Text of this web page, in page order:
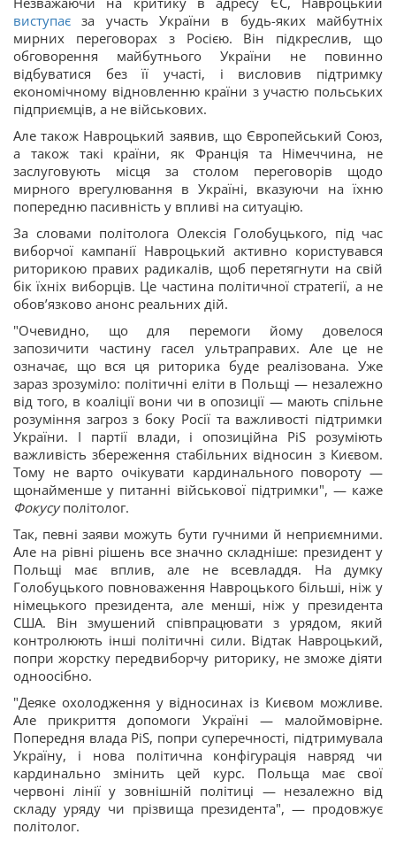
виступає за участь України в будь-яких майбутніх
мирних переговорах з Росією. Він підкреслив, що
обговорення майбутнього України не повинно
відбуватися без її участі, і висловив підтримку
економічному відновленню країни з участю польських
підприємців, а не військових.
Але також Навроцький заявив, що Європейський Союз,
а також такі країни, як Франція та Німеччина, не
заслуговують місця за столом переговорів щодо
мирного врегулювання в Україні, вказуючи на їхню
попередню пасивність у впливі на ситуацію.
За словами політолога Олексія Голобуцького, під час
виборчої кампанії Навроцький активно користувався
риторикою правих радикалів, щоб перетягнути на свій
бік їхніх виборців. Це частина політичної стратегії, а не
обов’язково анонс реальних дій.
"Очевидно, що для перемоги йому довелося
запозичити частину гасел ультраправих. Але це не
означає, що вся ця риторика буде реалізована. Уже
зараз зрозуміло: політичні еліти в Польщі — незалежно
від того, в коаліції вони чи в опозиції — мають спільне
розуміння загроз з боку Росії та важливості підтримки
України. І партії влади, і опозиційна PiS розуміють
важливість збереження стабільних відносин з Києвом.
Тому не варто очікувати кардинального повороту —
щонайменше у питанні військової підтримки", — каже
Фокусуполітолог.
Так, певні заяви можуть бути гучними й неприємними.
Але на рівні рішень все значно складніше: президент у
Польщі має вплив, але не всевладдя. На думку
Голобуцького повноваження Навроцького більші, ніж у
німецького президента, але менші, ніж у президента
США. Він змушений співпрацювати з урядом, який
контролюють інші політичні сили. Відтак Навроцький,
попри жорстку передвиборчу риторику, не зможе діяти
одноосібно.
"Деяке охолодження у відносинах із Києвом можливе.
Але прикриття допомоги Україні — малоймовірне.
Попередня влада PiS, попри суперечності, підтримувала
Україну, і нова політична конфігурація навряд чи
кардинально змінить цей курс. Польща має свої
червоні лінії у зовнішній політиці — незалежно від
складу уряду чи прізвища президента", — продовжує
політолог.